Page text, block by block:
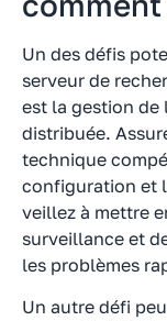
Un des défis
serveur de
est la gestion de
distribuée.
technique
configuration et
veillez à mettre
surveillance et
les problèmes
Un autre défi